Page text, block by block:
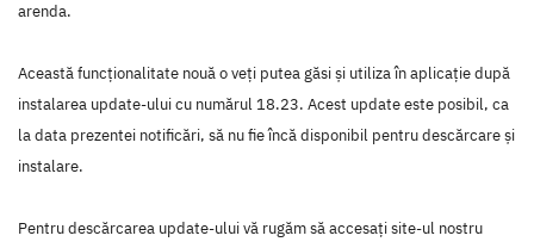
arenda.
Această funcţionalitate nouă o veţi putea găsi şi utiliza în aplicaţie după
instalarea update-ului cu numărul 18.23. Acest update este posibil, ca
la data prezentei notificări, să nu fie încă disponibil pentru descărcare şi
instalare.
Pentru descărcarea update-ului vă rugăm să accesaţi site-ul nostru